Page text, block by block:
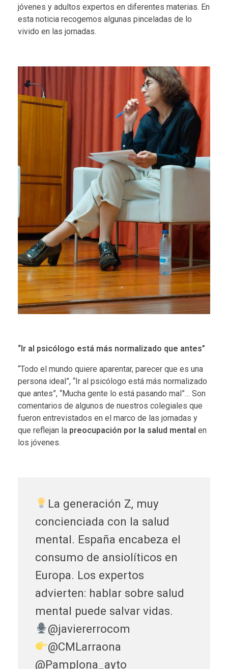
jóvenes y adultos expertos en diferentes materias. En
esta noticia recogemos algunas pinceladas de lo
vivido en las jornadas.
“Ir al psicólogo está más normalizado que antes”
“Todo el mundo quiere aparentar, parecer que es una
persona ideal”, “Ir al psicólogo está más normalizado
que antes”, “Mucha gente lo está pasando mal”… Son
comentarios de algunos de nuestros colegiales que
fueron entrevistados en el marco de las jornadas y
que reflejan la preocupación por la salud mental en
los jóvenes.
La generación Z, muy
concienciada con la salud
mental. España encabeza el
consumo de ansiolíticos en
Europa. Los expertos
advierten: hablar sobre salud
mental puede salvar vidas.
@javiererrocom
@CMLarraona
@Pamplona_ayto